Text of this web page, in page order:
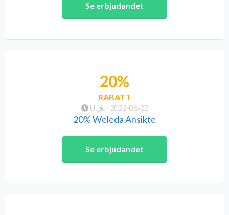
Se erbjudandet
Utgick 2022-08-22
20%
RABATT
20% Weleda Ansikte
Se erbjudandet